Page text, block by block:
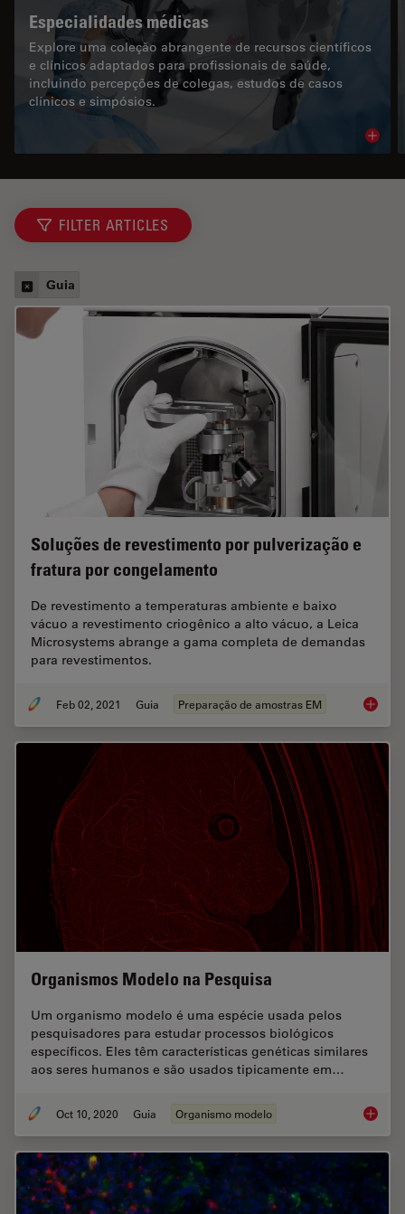
Especialidades médicas
Explore uma coleção abrangente de recursos científicos
e clínicos adaptados para profissionais de saúde,
incluindo percepções de colegas, estudos de casos
clínicos e simpósios.
FILTER ARTICLES
Guia
Soluções de revestimento por pulverização e
fratura por congelamento
De revestimento a temperaturas ambiente e baixo
vácuo a revestimento criogênico a alto vácuo, a Leica
Microsystems abrange a gama completa de demandas
para revestimentos.
Feb 02, 2021 Guia Preparação de amostras EM
Organismos Modelo na Pesquisa
Um organismo modelo é uma espécie usada pelos
pesquisadores para estudar processos biológicos
específicos. Eles têm características genéticas similares
aos seres humanos e são usados tipicamente em…
Oct 10, 2020 Guia Organismo modelo